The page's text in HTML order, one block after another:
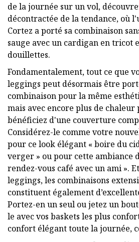
de la journée sur un vol,
décontractée de la tendance, où
Cortez a porté sa combinaison
sauge avec un cardigan en tricot
douillettes.
Fondamentalement, tout ce que
leggings peut désormais être
combinaison pour la même
mais avec encore plus de chaleur
bénéficiez d'une couverture
Considérez-le comme votre
pour ce look élégant « boire du
verger » ou pour cette ambiance
rendez-vous café avec un ami ».
leggings, les combinaisons
constituent également
Portez-en un seul ou jetez un
le avec vos baskets les plus
confort élégant toute la journée,